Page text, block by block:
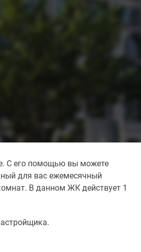
С его помощью вы можете
для вас ежемесячный
В данном ЖК действует 1